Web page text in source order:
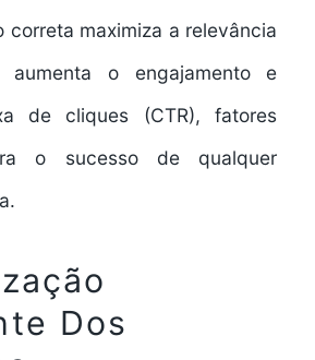
correta maximiza a relevância
aumenta o engajamento e
de cliques (CTR), fatores
o sucesso de qualquer
Dos